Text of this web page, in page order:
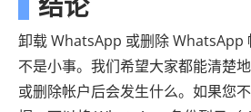
卸载 WhatsApp 或删除 WhatsApp
不是小事。我们希望大家都能清楚
或删除帐户后会发生什么。如果您